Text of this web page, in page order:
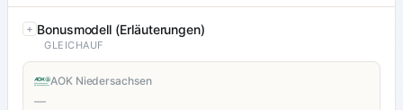
Bonusmodell (Erläuterungen)
GLEICHAUF
AOK Niedersachsen
—